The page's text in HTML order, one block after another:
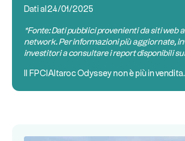
Dati al 24/01/2025
*Fonte: Dati pubblici provenienti da siti web
network. Per informazioni più aggiornate,
investitori a consultare i report disponibili
FPCI Altaroc Odyssey non è più in vendita.